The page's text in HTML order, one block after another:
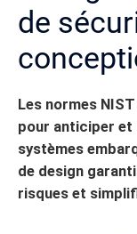
de
Les normes
pour anticiper
systèmes
de design
risques et